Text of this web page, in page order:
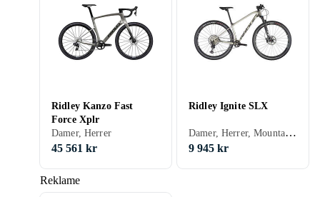
Reklame
Ridley Kanzo Fast
Force Xplr
Damer, Herrer
45 561 kr
Ridley Ignite SLX
Damer, Herrer, Mountainbike, Med udveksling, Skivebremse
9 945 kr